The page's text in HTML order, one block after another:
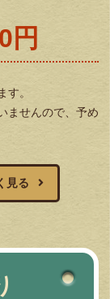
円
。
ませんので、予め
見る